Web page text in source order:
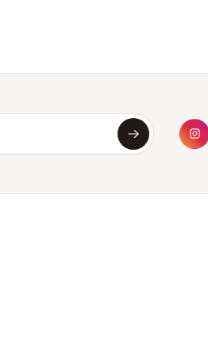
Koku Asistanı · çevrimiçi